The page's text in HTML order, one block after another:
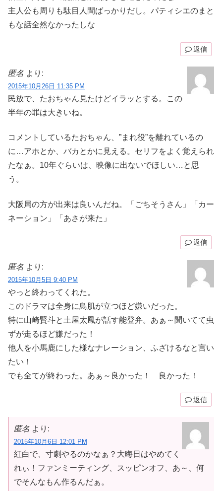
主人公も周りも駄目人間ばっかりだし。パティシエのまと
もな話全然なかったしな
返信
匿名 より:
2015年10月26日 11:35 PM
民放で、たおちゃん見たけどイラッとする。この
半年の罪は大きいね。
コメントしているたおちゃん、”まれ役”を離れているの
に…アホとか、バカとかに見える。セリフをよく覚えられ
たなぁ。10年ぐらいは、映像に出ないでほしい…と思
う。
大阪局の方が出来は良いんだね。「ごちそうさん」「カー
ネーション」「あさが来た」
返信
匿名 より:
2015年10月5日 9:40 PM
やっと終わってくれた。
このドラマは全身に鳥肌が立つほど嫌いだった。
特に山崎賢斗と土屋太鳳が話す能登弁。あぁ～聞いてて虫
ずが走るほど嫌だった！
他人を小馬鹿にした様なナレーション、ふざけるなと言い
たい！
でも全てが終わった。あぁ～良かった！ 良かった！
返信
匿名 より:
2015年10月6日 12:01 PM
紅白で、寸劇やるのかなぁ？大晦日はやめてく
れぃ！ファンミーティング、スッピンオフ、あ～、何
でそんなもん作るんだぁ。